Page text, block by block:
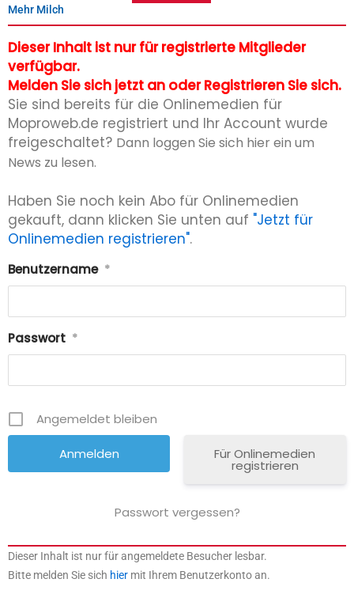
Mehr Milch
Dieser Inhalt ist nur für registrierte Mitglieder
verfügbar.
Melden Sie sich jetzt an oder Registrieren Sie sich.
Sie sind bereits für die Onlinemedien für
Moproweb.de registriert und Ihr Account wurde
freigeschaltet? Dann loggen Sie sich hier ein um
News zu lesen.
Haben Sie noch kein Abo für Onlinemedien
gekauft, dann klicken Sie unten auf "Jetzt für
Onlinemedien registrieren".
Benutzername *
Passwort *
Angemeldet bleiben
Für Onlinemedien
registrieren
Passwort vergessen?
Dieser Inhalt ist nur für angemeldete Besucher lesbar.
Bitte melden Sie sich hier mit Ihrem Benutzerkonto an.